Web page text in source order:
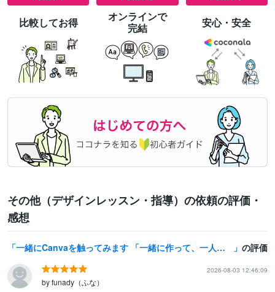
比較してお得
オンラインで
完結
安心・安全
その他（デザインレッスン・指導）の依頼の評価・
感想
一緒にCanvaを触ってみます 「一緒に作って、一人でもできるようになる」お手伝いをします。 の評価
2026-08-03 12:46:09
by funady（ふな）